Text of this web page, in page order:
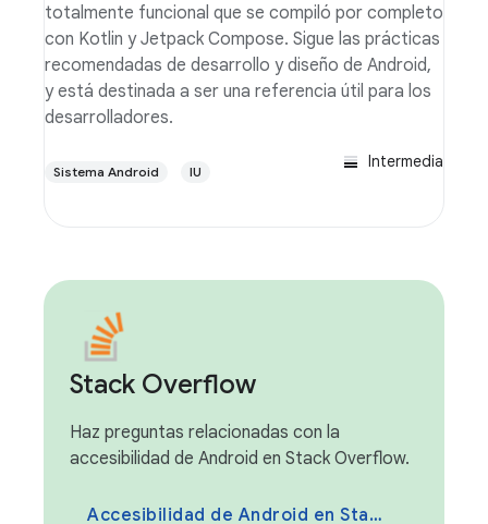
totalmente funcional que se compiló por completo
con Kotlin y Jetpack Compose. Sigue las prácticas
recomendadas de desarrollo y diseño de Android,
y está destinada a ser una referencia útil para los
desarrolladores.
Sistema Android IU
Intermedia
Stack Overflow
Haz preguntas relacionadas con la
accesibilidad de Android en Stack Overflow.
Accesibilidad de Android en Stack Overflow